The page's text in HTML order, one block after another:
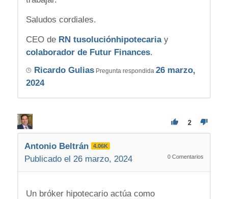
Saludos cordiales.
CEO de RN tusoluciónhipotecariay
colaborador de Futur Finances.
Ricardo GuliasPregunta respondida 26 marzo,
2024
2
Antonio Beltrán 4.06K
Publicado el 26 marzo, 2024 0 Comentarios
Un bróker hipotecario actúa como